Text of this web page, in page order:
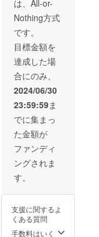
from
September
2024 to August
2025). Due to
the
unpredictable
nature of
finding a
suitable
property and
the progress of
renovations,
the estimated
delivery date is
only a rough
guideline. If it
takes longer to
find a good
property, the
delayed beyond
the initial
estimate date.
Matsumoto
Station. I can
also offer
advice related
to climbing in
the Northern
Alps to the
extent possible.
I will provide
information or
advice via
email in
advance
(limited to one
visit) ✱valid
until the end of
August, 2026 If
desired, we can
accompany you
to tourist spots
necessary
support (limited
to one visit : up
方、車を持って
いないため、車
で来ていただく
か、または、タ
クシーを予約し
ていただきま
す。 （車やタク
シーにかかる経
費は、ご負担く
ださい） I offer
support for
those
considering
moving to
Azumino City
and its
surrounding
areas. I can
provide
advice via
email. Thanks
to the support
from the local
お届け予定はあ
くまで目安とな
ります。（希望
に合う物件探し
に時間がかかる
場合は、予定よ
りも遅くなる可
能性もありま
す） ・心を込め
セージと進捗報
告をお送りいた
します！（２４
年９月～２５年
８月：月一回ほ
どの予定） ※公
序良俗に反する
名前やネット
ワークビジネ
ス、反社等に関
係するお名前、
企業名は掲示で
きません。後日
わかった場合は
は、All-or-
Nothing方式
です。
目標金額を
達成した場
合にのみ、
2024/06/30
23:59:59ま
でに集まっ
た金額が
ファンディ
ングされま
す。
支援に関するよ
くある質問
手数料はいく